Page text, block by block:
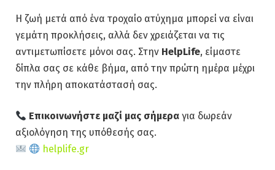
Η ζωή μετά από ένα τροχαίο ατύχημα μπορεί να είναι
γεμάτη προκλήσεις, αλλά δεν χρειάζεται να τις
αντιμετωπίσετε μόνοι σας. Στην HelpLife, είμαστε
δίπλα σας σε κάθε βήμα, από την πρώτη ημέρα μέχρι
την πλήρη αποκατάστασή σας.
Επικοινωνήστε μαζί μας σήμερα για δωρεάν
αξιολόγηση της υπόθεσής σας.
helplife.gr